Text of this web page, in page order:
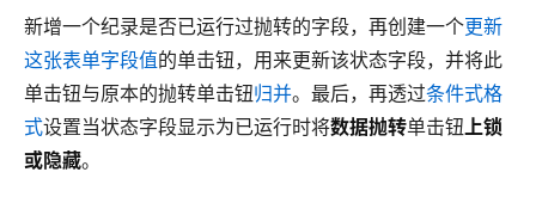
新增一个纪录是否已运行过抛转的字段，再创建一个更新
这张表单字段值的单击钮，用来更新该状态字段，并将此
单击钮与原本的抛转单击钮归并。最后，再透过条件式格
式设置当状态字段显示为已运行时将数据抛转单击钮上锁
或隐藏。